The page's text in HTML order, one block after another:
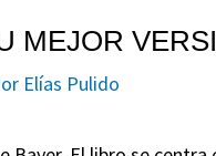
MEJOR
Elías Pulido